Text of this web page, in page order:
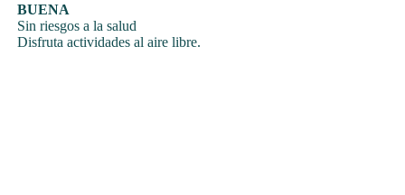
BUENA
Sin riesgos a la salud
Disfruta actividades al aire libre.